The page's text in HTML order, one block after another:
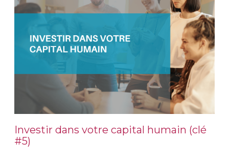
Investir dans votre capital humain (clé
#5)